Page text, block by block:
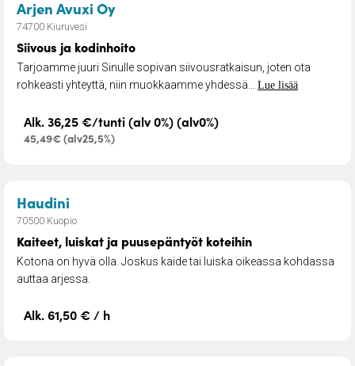
Arjen Avuxi Oy– Siivous ja kodinhoito
74700 Kiuruvesi
Siivous ja kodinhoito
Tarjoamme juuri Sinulle sopivan siivousratkaisun, joten ota
rohkeasti yhteyttä, niin muokkaamme yhdessä... Lue lisää
Alk. 36,25 €/tunti (alv 0%) (alv0%)
45,49€ (alv25,5%)
Haudini
70500 Kuopio
Kaiteet, luiskat ja puusepäntyöt koteihin
Kotona on hyvä olla. Joskus kaide tai luiska oikeassa kohdassa
auttaa arjessa.
Alk. 61,50 € / h